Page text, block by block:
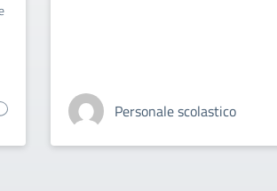
Personale scolastico